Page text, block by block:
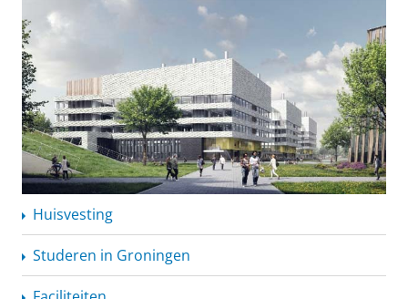
Huisvesting
Studeren in Groningen